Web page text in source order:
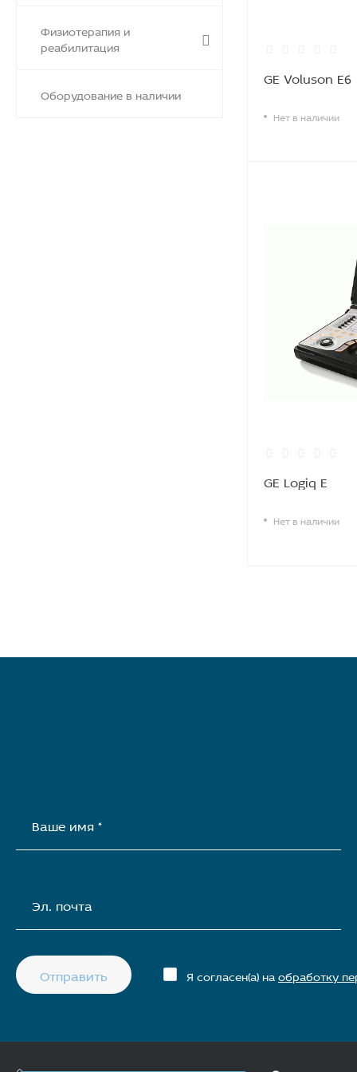
Физиотерапия и
реабилитация
Оборудование в наличии
GE Voluson E6
Нет в наличии
GE Logiq E
Нет в наличии
Ваше имя *
Эл. почта
Отправить Я согласен(а) наобработку